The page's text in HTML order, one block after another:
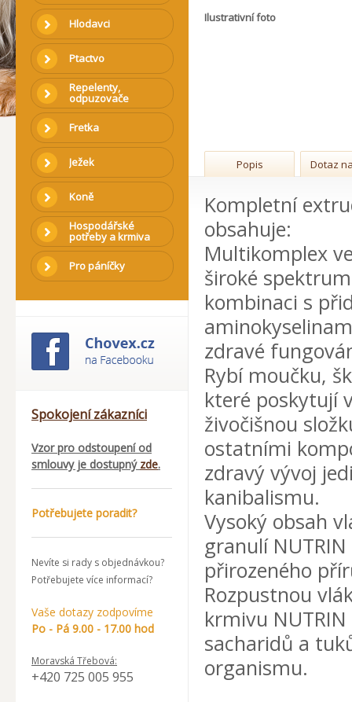
Hlodavci
Ptactvo
Repelenty,
odpuzovače
Fretka
Ježek
Koně
Hospodářské
potřeby a krmiva
Pro páníčky
Spokojení zákazníci
Vzor pro odstoupení od
smlouvy je dostupný zde.
Potřebujete poradit?
Nevíte si rady s objednávkou?
Potřebujete více informací?
Vaše dotazy zodpovíme
Po - Pá 9.00 - 17.00 hod
Moravská Třebová:
+420 725 005 955
Ilustrativní foto
Popis Dotaz
Kompletní
obsahuje:
Multikomplex
široké
kombinaci s
zdravé
Rybí moučku,
které poskytují
živočišnou
ostatními
zdravý vývoj
kanibalismu.
Vysoký obsah
granulí
přirozeného
Rozpustnou
krmivu
sacharidů a
organismu.